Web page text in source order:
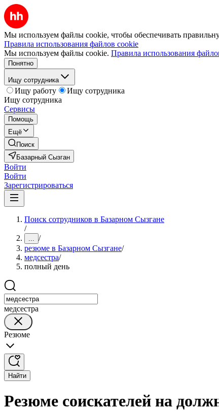
Мы используем файлы cookie, чтобы обеспечивать
Правила использования файлов cookie
Мы используем файлы cookie. Правила использования
Понятно
Ищу сотрудника
Ищу работу
Ищу сотрудника
Ищу сотрудника
Сервисы
Помощь
Ещё
Поиск
Базарный Сызган
Войти
Войти
Зарегистрироваться
Поиск сотрудников в Базарном Сызгане
/
... /
резюме в Базарном Сызгане/
медсестра/
полный день
медсестра
Резюме
Найти
Резюме соискателей на